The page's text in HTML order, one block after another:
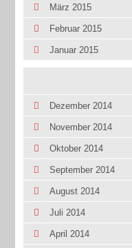
März 2015
Februar 2015
Januar 2015
Dezember 2014
November 2014
Oktober 2014
September 2014
August 2014
Juli 2014
April 2014